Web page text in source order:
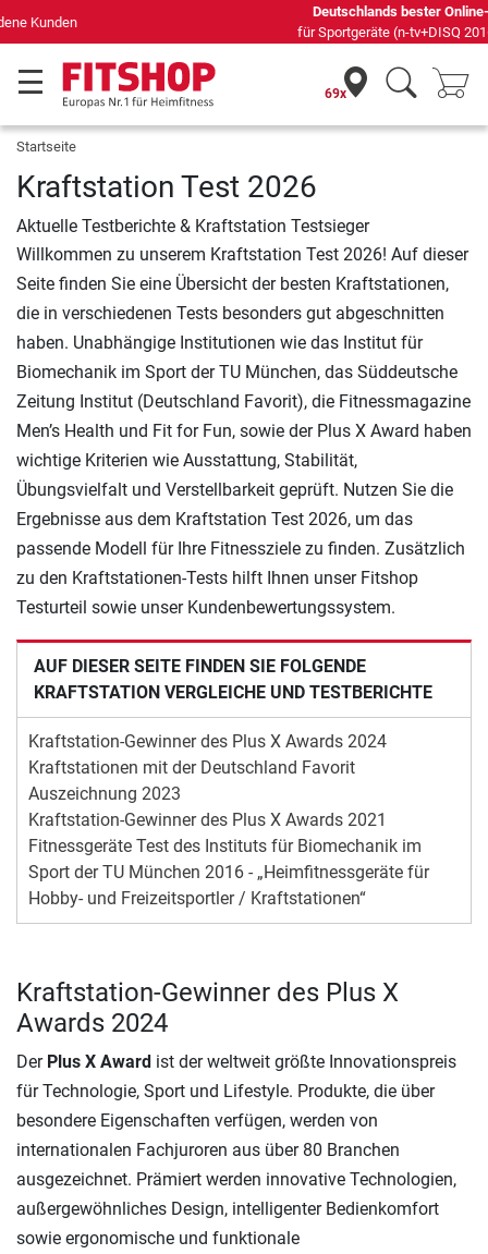
Deutschlands bester Online-Shop
für Sportgeräte (n-tv+DISQ 2016-2024)
69x
Startseite
Kraftstation Test 2026
Aktuelle Testberichte & Kraftstation Testsieger
Willkommen zu unserem Kraftstation Test 2026! Auf dieser
Seite finden Sie eine Übersicht der besten Kraftstationen,
die in verschiedenen Tests besonders gut abgeschnitten
haben. Unabhängige Institutionen wie das Institut für
Biomechanik im Sport der TU München, das Süddeutsche
Zeitung Institut (Deutschland Favorit), die Fitnessmagazine
Men’s Health und Fit for Fun, sowie der Plus X Award haben
wichtige Kriterien wie Ausstattung, Stabilität,
Übungsvielfalt und Verstellbarkeit geprüft. Nutzen Sie die
Ergebnisse aus dem Kraftstation Test 2026, um das
passende Modell für Ihre Fitnessziele zu finden. Zusätzlich
zu den Kraftstationen-Tests hilft Ihnen unser Fitshop
Testurteil sowie unser Kundenbewertungssystem.
AUF DIESER SEITE FINDEN SIE FOLGENDE
KRAFTSTATION VERGLEICHE UND TESTBERICHTE
Kraftstation-Gewinner des Plus X Awards 2024
Kraftstationen mit der Deutschland Favorit
Auszeichnung 2023
Kraftstation-Gewinner des Plus X Awards 2021
Fitnessgeräte Test des Instituts für Biomechanik im
Sport der TU München 2016 - „Heimfitnessgeräte für
Hobby- und Freizeitsportler / Kraftstationen“
Kraftstation-Gewinner des Plus X
Awards 2024
Der Plus X Award ist der weltweit größte Innovationspreis
für Technologie, Sport und Lifestyle. Produkte, die über
besondere Eigenschaften verfügen, werden von
internationalen Fachjuroren aus über 80 Branchen
ausgezeichnet. Prämiert werden innovative Technologien,
außergewöhnliches Design, intelligenter Bedienkomfort
sowie ergonomische und funktionale